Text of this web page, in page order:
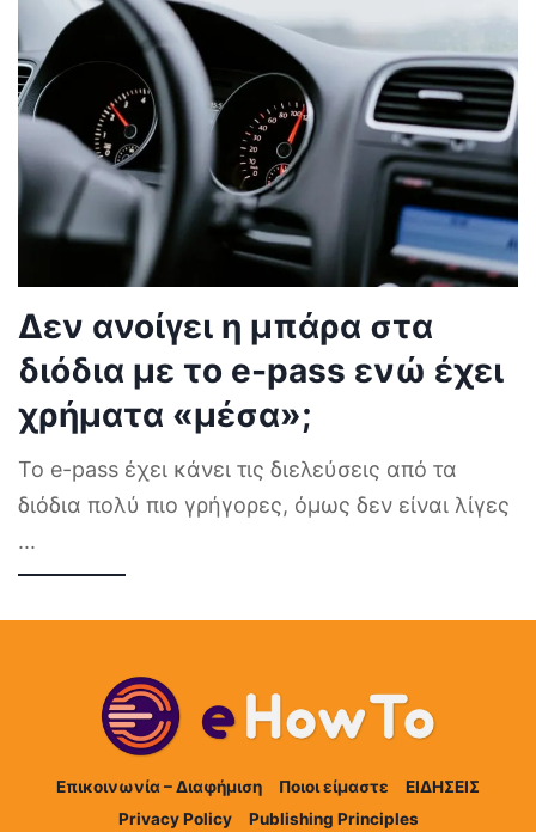
Δεν ανοίγει η μπάρα στα
διόδια με το e-pass ενώ έχει
χρήματα «μέσα»;
Το e-pass έχει κάνει τις διελεύσεις από τα
διόδια πολύ πιο γρήγορες, όμως δεν είναι λίγες
...
Επικοινωνία – Διαφήμιση Ποιοι είμαστε
ΕΙΔΗΣΕΙΣ
Privacy Policy
Publishing Principles